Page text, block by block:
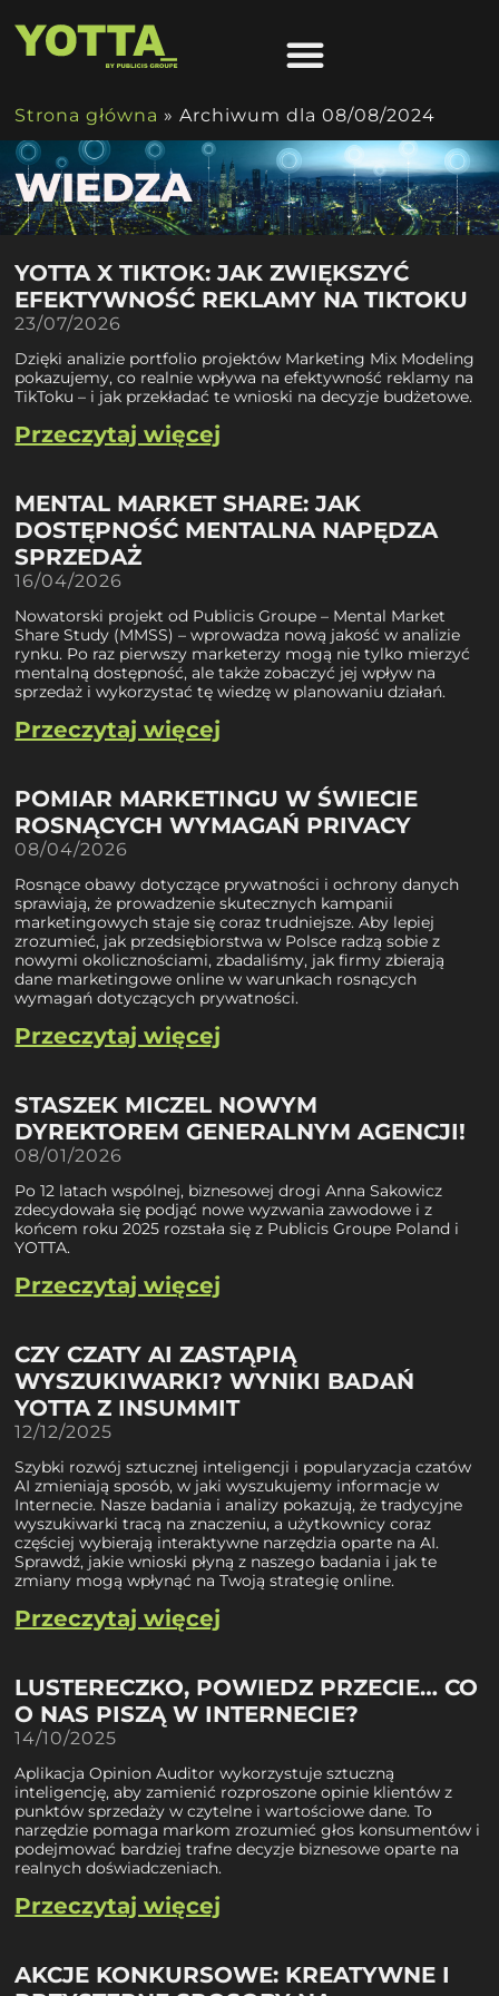
Strona główna »Archiwum dla 08/08/2024
WIEDZA
YOTTA X TIKTOK: JAK ZWIĘKSZYĆ
EFEKTYWNOŚĆ REKLAMY NA TIKTOKU
23/07/2026
Dzięki analizie portfolio projektów Marketing Mix Modeling
pokazujemy, co realnie wpływa na efektywność reklamy na
TikToku – i jak przekładać te wnioski na decyzje budżetowe.
Przeczytaj więcej
MENTAL MARKET SHARE: JAK
DOSTĘPNOŚĆ MENTALNA NAPĘDZA
SPRZEDAŻ
16/04/2026
Nowatorski projekt od Publicis Groupe – Mental Market
Share Study (MMSS) – wprowadza nową jakość w analizie
rynku. Po raz pierwszy marketerzy mogą nie tylko mierzyć
mentalną dostępność, ale także zobaczyć jej wpływ na
sprzedaż i wykorzystać tę wiedzę w planowaniu działań.
Przeczytaj więcej
POMIAR MARKETINGU W ŚWIECIE
ROSNĄCYCH WYMAGAŃ PRIVACY
08/04/2026
Rosnące obawy dotyczące prywatności i ochrony danych
sprawiają, że prowadzenie skutecznych kampanii
marketingowych staje się coraz trudniejsze. Aby lepiej
zrozumieć, jak przedsiębiorstwa w Polsce radzą sobie z
nowymi okolicznościami, zbadaliśmy, jak firmy zbierają
dane marketingowe online w warunkach rosnących
wymagań dotyczących prywatności.
Przeczytaj więcej
STASZEK MICZEL NOWYM
DYREKTOREM GENERALNYM AGENCJI!
08/01/2026
Po 12 latach wspólnej, biznesowej drogi Anna Sakowicz
zdecydowała się podjąć nowe wyzwania zawodowe i z
końcem roku 2025 rozstała się z Publicis Groupe Poland i
YOTTA.
Przeczytaj więcej
CZY CZATY AI ZASTĄPIĄ
WYSZUKIWARKI? WYNIKI BADAŃ
YOTTA Z INSUMMIT
12/12/2025
Szybki rozwój sztucznej inteligencji i popularyzacja czatów
AI zmieniają sposób, w jaki wyszukujemy informacje w
Internecie. Nasze badania i analizy pokazują, że tradycyjne
wyszukiwarki tracą na znaczeniu, a użytkownicy coraz
częściej wybierają interaktywne narzędzia oparte na AI.
Sprawdź, jakie wnioski płyną z naszego badania i jak te
zmiany mogą wpłynąć na Twoją strategię online.
Przeczytaj więcej
LUSTERECZKO, POWIEDZ PRZECIE… CO
O NAS PISZĄ W INTERNECIE?
14/10/2025
Aplikacja Opinion Auditor wykorzystuje sztuczną
inteligencję, aby zamienić rozproszone opinie klientów z
punktów sprzedaży w czytelne i wartościowe dane. To
narzędzie pomaga markom zrozumieć głos konsumentów i
podejmować bardziej trafne decyzje biznesowe oparte na
realnych doświadczeniach.
Przeczytaj więcej
AKCJE KONKURSOWE: KREATYWNE I